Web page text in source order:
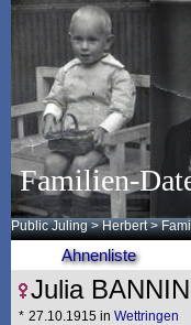
Familien-
Public Juling >Herbert >
Ahnenliste
Julia
* 27.10.1915 in Wettringen